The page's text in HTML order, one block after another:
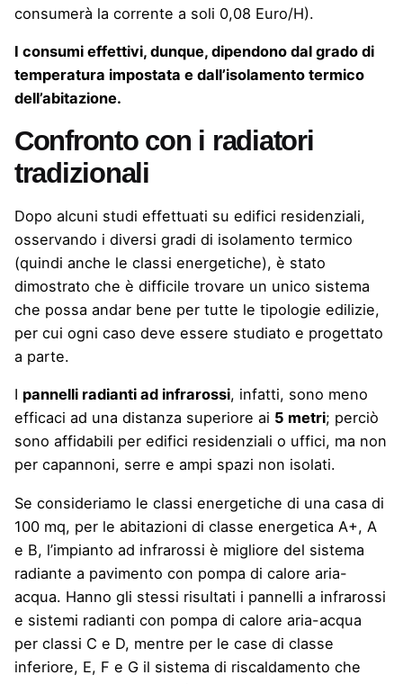
consumerà la corrente a soli 0,08 Euro/H).
I consumi effettivi, dunque, dipendono dal grado di
temperatura impostata e dall’isolamento termico
dell’abitazione.
Confronto con i radiatori
tradizionali
Dopo alcuni studi effettuati su edifici residenziali,
osservando i diversi gradi di isolamento termico
(quindi anche le classi energetiche), è stato
dimostrato che è difficile trovare un unico sistema
che possa andar bene per tutte le tipologie edilizie,
per cui ogni caso deve essere studiato e progettato
a parte.
I pannelli radianti ad infrarossi, infatti, sono meno
efficaci ad una distanza superiore ai 5 metri; perciò
sono affidabili per edifici residenziali o uffici, ma non
per capannoni, serre e ampi spazi non isolati.
Se consideriamo le classi energetiche di una casa di
100 mq, per le abitazioni di classe energetica A+, A
e B, l’impianto ad infrarossi è migliore del sistema
radiante a pavimento con pompa di calore aria-
acqua. Hanno gli stessi risultati i pannelli a infrarossi
e sistemi radianti con pompa di calore aria-acqua
per classi C e D, mentre per le case di classe
inferiore, E, F e G il sistema di riscaldamento che